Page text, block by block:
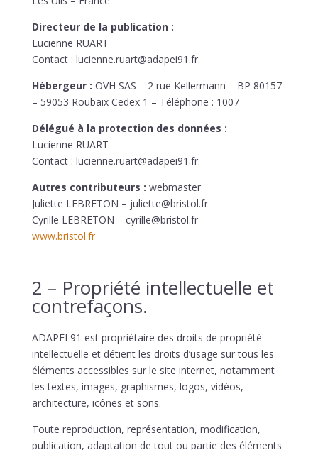
Directeur de la publication :
Lucienne RUART
Contact : lucienne.ruart@adapei91.fr.
Hébergeur : OVH SAS – 2 rue Kellermann – BP 80157
– 59053 Roubaix Cedex 1 – Téléphone : 1007
Délégué à la protection des données :
Lucienne RUART
Contact : lucienne.ruart@adapei91.fr.
Autres contributeurs : webmaster
Juliette LEBRETON – juliette@bristol.fr
Cyrille LEBRETON – cyrille@bristol.fr
www.bristol.fr
2 – Propriété intellectuelle et
contrefaçons.
ADAPEI 91 est propriétaire des droits de propriété
intellectuelle et détient les droits d’usage sur tous les
éléments accessibles sur le site internet, notamment
les textes, images, graphismes, logos, vidéos,
architecture, icônes et sons.
Toute reproduction, représentation, modification,
publication, adaptation de tout ou partie des éléments